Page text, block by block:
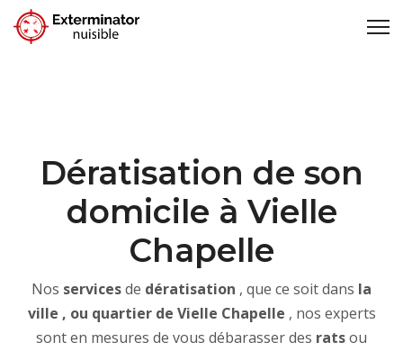
Dératisation de son
domicile à Vielle
Chapelle
Nos servicesde dératisation , que ce soit dans la
ville , ou quartier de Vielle Chapelle , nos experts
sont en mesures de vous débarasser des ratsou